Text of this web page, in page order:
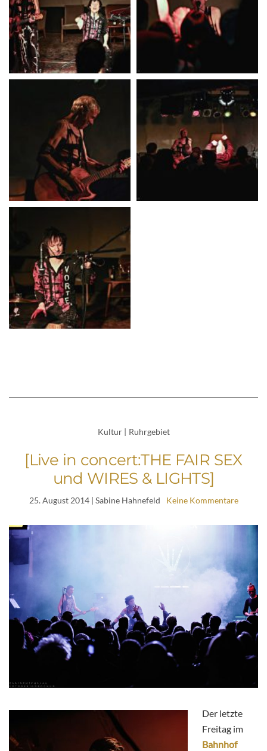
Kultur Ruhrgebiet
[Live in concert:THE FAIR SEX
und WIRES & LIGHTS]
25. August 2014| Sabine Hahnefeld Keine Kommentare
Der letzte
Freitag im
Bahnhof